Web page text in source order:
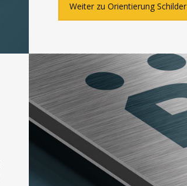
Weiter zu Orientierung Schilder